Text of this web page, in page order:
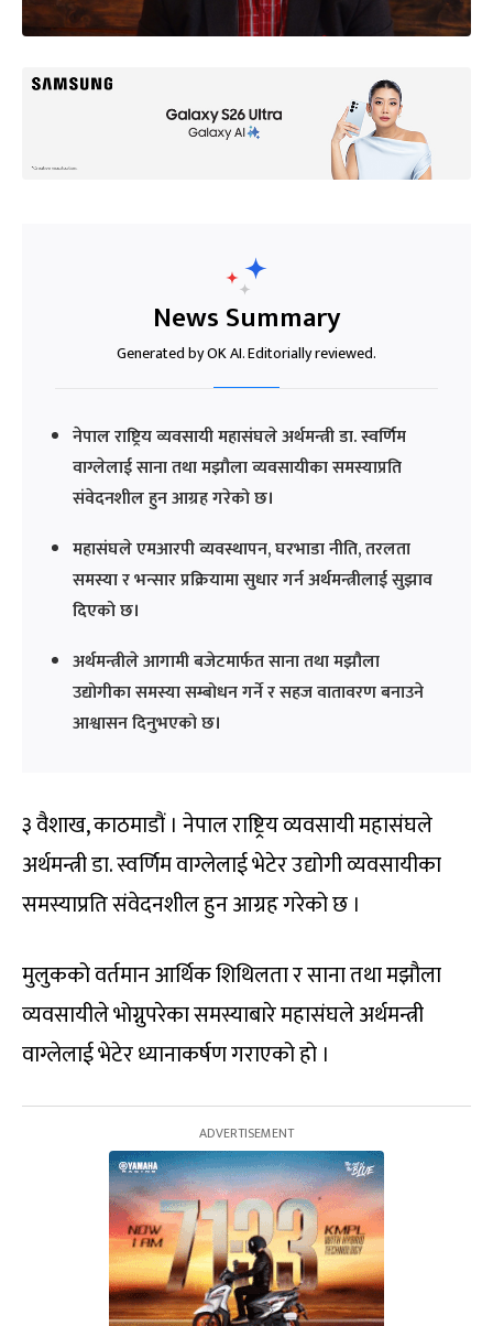
News Summary
Generated by OK AI. Editorially reviewed.
नेपाल राष्ट्रिय व्यवसायी महासंघले अर्थमन्त्री डा. स्वर्णिम
वाग्लेलाई साना तथा मझौला व्यवसायीका समस्याप्रति
संवेदनशील हुन आग्रह गरेको छ।
महासंघले एमआरपी व्यवस्थापन, घरभाडा नीति, तरलता
समस्या र भन्सार प्रक्रियामा सुधार गर्न अर्थमन्त्रीलाई सुझाव
दिएको छ।
अर्थमन्त्रीले आगामी बजेटमार्फत साना तथा मझौला
उद्योगीका समस्या सम्बोधन गर्ने र सहज वातावरण बनाउने
आश्वासन दिनुभएको छ।
३ वैशाख, काठमाडौं । नेपाल राष्ट्रिय व्यवसायी महासंघले
अर्थमन्त्री डा. स्वर्णिम वाग्लेलाई भेटेर उद्योगी व्यवसायीका
समस्याप्रति संवेदनशील हुन आग्रह गरेको छ ।
मुलुकको वर्तमान आर्थिक शिथिलता र साना तथा मझौला
व्यवसायीले भोग्नुपरेका समस्याबारे महासंघले अर्थमन्त्री
वाग्लेलाई भेटेर ध्यानाकर्षण गराएको हो ।